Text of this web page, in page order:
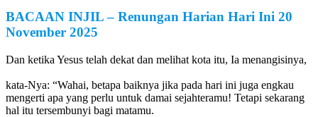
BACAAN INJIL– Renungan Harian Hari Ini 20
November 2025
Dan ketika Yesus telah dekat dan melihat kota itu, Ia menangisinya,
kata-Nya: “Wahai, betapa baiknya jika pada hari ini juga engkau
mengerti apa yang perlu untuk damai sejahteramu! Tetapi sekarang
hal itu tersembunyi bagi matamu.